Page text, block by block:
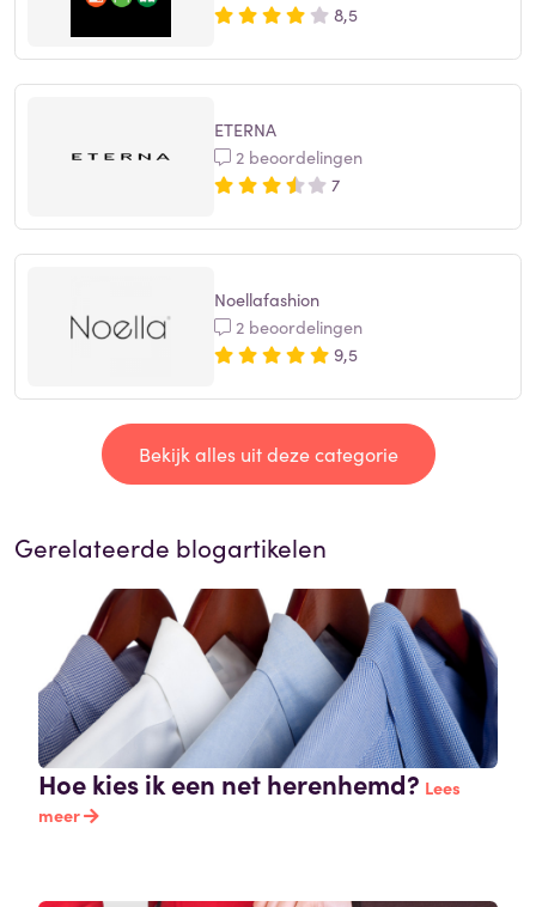
8,5
ETERNA
2 beoordelingen
7
Noellafashion
2 beoordelingen
9,5
Bekijk alles uit deze categorie
Gerelateerde blogartikelen
Hoe kies ik een net herenhemd? Lees
meer